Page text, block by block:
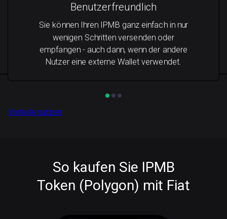
Benutzerfreundlich
Sie können Ihren IPMB ganz einfach in nur
wenigen Schritten versenden oder
empfangen - auch dann, wenn der andere
Nutzer eine externe Wallet verwendet.
Vorteile nutzen
So kaufen Sie IPMB
Token (Polygon) mit Fiat